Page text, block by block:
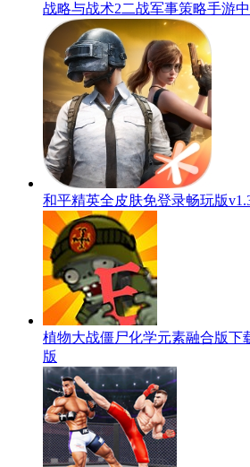
战略与战术2二战军事策略手游
和平精英全皮肤免登录畅玩版
植物大战僵尸化学元素融合版下
版